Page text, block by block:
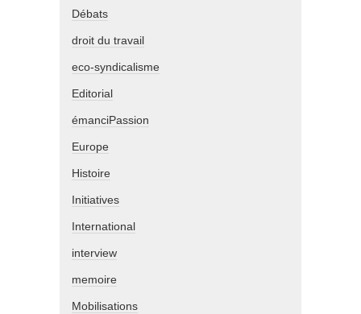
Débats
droit du travail
eco-syndicalisme
Editorial
émanciPassion
Europe
Histoire
Initiatives
International
interview
memoire
Mobilisations